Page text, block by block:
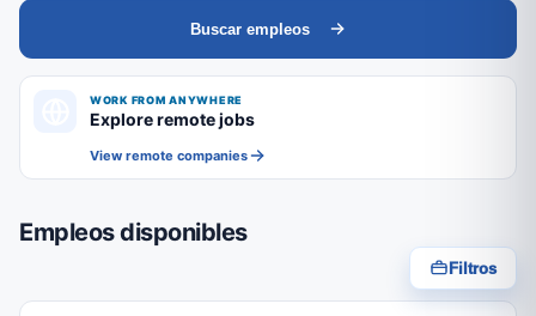
Buscar empleos
WORK FROM ANYWHERE
Explore remote jobs
View remote companies
Empleos disponibles
Filtros